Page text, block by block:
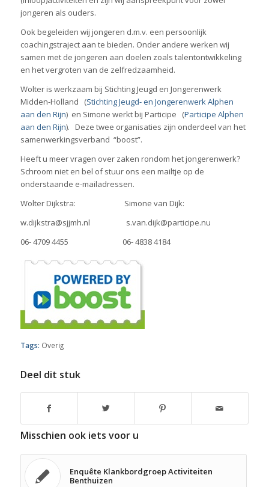
jongeren als ouders.
Ook begeleiden wij jongeren d.m.v. een persoonlijk
coachingstraject aan te bieden. Onder andere werken wij
samen met de jongeren aan doelen zoals talentontwikkeling
en het vergroten van de zelfredzaamheid.
Wolter is werkzaam bij Stichting Jeugd en Jongerenwerk
Midden-Holland (Stichting Jeugd- en Jongerenwerk Alphen
aan den Rijn) en Simone werkt bij Participe (Participe Alphen
aan den Rijn). Deze twee organisaties zijn onderdeel van het
samenwerkingsverband “boost”.
Heeft u meer vragen over zaken rondom het jongerenwerk?
Schroom niet en bel of stuur ons een mailtje op de
onderstaande e-mailadressen.
Wolter Dijkstra: Simone van Dijk:
w.dijkstra@sjjmh.nl s.van.dijk@participe.nu
06- 4709 4455 06- 4838 4184
Tags: Overig
Deel dit stuk
Misschien ook iets voor u
Enquête Klankbordgroep Activiteiten
Benthuizen